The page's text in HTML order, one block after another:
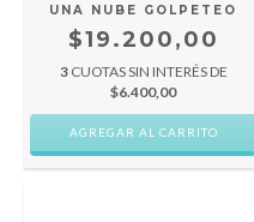
UNA NUBE GOLPETEO
$19.200,00
3 CUOTAS SIN INTERÉS DE
$6.400,00